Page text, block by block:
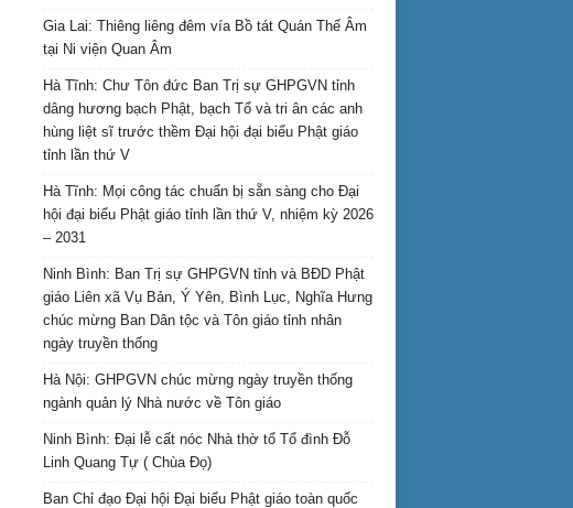
Gia Lai: Thiêng liêng đêm vía Bồ tát Quán Thế Âm
tại Ni viện Quan Âm
Hà Tĩnh: Chư Tôn đức Ban Trị sự GHPGVN tỉnh
dâng hương bạch Phật, bạch Tổ và tri ân các anh
hùng liệt sĩ trước thềm Đại hội đại biểu Phật giáo
tỉnh lần thứ V
Hà Tĩnh: Mọi công tác chuẩn bị sẵn sàng cho Đại
hội đại biểu Phật giáo tỉnh lần thứ V, nhiệm kỳ 2026
– 2031
Ninh Bình: Ban Trị sự GHPGVN tỉnh và BĐD Phật
giáo Liên xã Vụ Bản, Ý Yên, Bình Lục, Nghĩa Hưng
chúc mừng Ban Dân tộc và Tôn giáo tỉnh nhân
ngày truyền thống
Hà Nội: GHPGVN chúc mừng ngày truyền thống
ngành quản lý Nhà nước về Tôn giáo
Ninh Bình: Đại lễ cất nóc Nhà thờ tổ Tổ đình Đỗ
Linh Quang Tự ( Chùa Đọ)
Ban Chỉ đạo Đại hội Đại biểu Phật giáo toàn quốc